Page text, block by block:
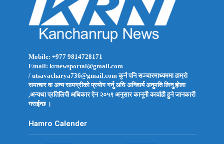
Mobile: +977 9814728171
Email: krnewsportal@gmail.com
/ utsavacharya736@gmail.com कुनै पनि सञ्चारमाध्यममा हाम्रो
समाचार वा अन्य सामग्रीको प्रयोग गर्नु अघि अनिवार्य अनुमति लिनु होला
,अन्यथा प्रतिलिपी अधिकार ऐन २०५९ अनुसार कानूनी कार्वाही हुने जानकारी
गराईन्छ ।
Hamro Calender